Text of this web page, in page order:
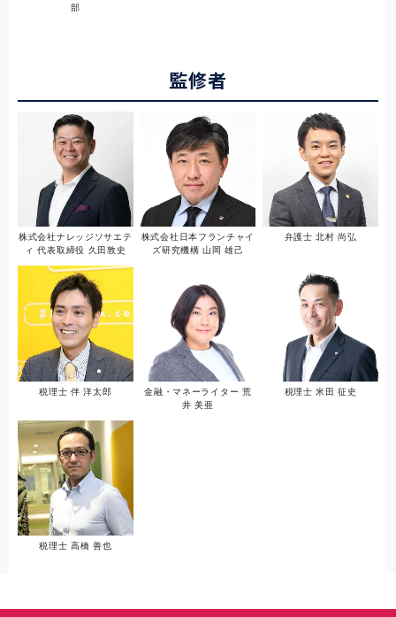
部
監修者
株式会社ナレッジソサエテ
ィ 代表取締役 久田敦史
株式会社日本フランチャイ
ズ研究機構 山岡 雄己
弁護士 北村 尚弘
税理士 伴 洋太郎
金融・マネーライター 荒
井 美亜
税理士 米田 征史
税理士 高橋 善也